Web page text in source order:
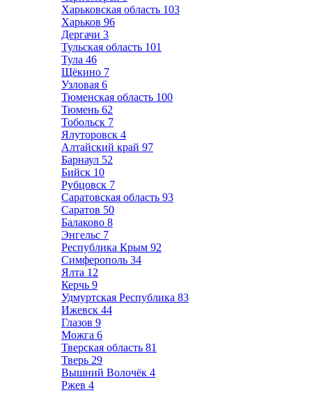
Харьковская область 103
Харьков 96
Дергачи 3
Тульская область 101
Тула 46
Щёкино 7
Узловая 6
Тюменская область 100
Тюмень 62
Тобольск 7
Ялуторовск 4
Алтайский край 97
Барнаул 52
Бийск 10
Рубцовск 7
Саратовская область 93
Саратов 50
Балаково 8
Энгельс 7
Республика Крым 92
Симферополь 34
Ялта 12
Керчь 9
Удмуртская Республика 83
Ижевск 44
Глазов 9
Можга 6
Тверская область 81
Тверь 29
Вышний Волочёк 4
Ржев 4